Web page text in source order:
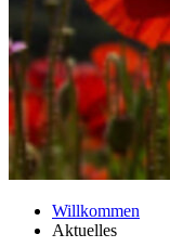
Willkommen
Aktuelles